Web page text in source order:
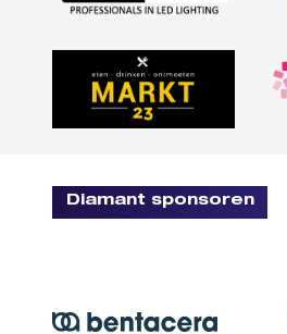
Diamant sponsoren